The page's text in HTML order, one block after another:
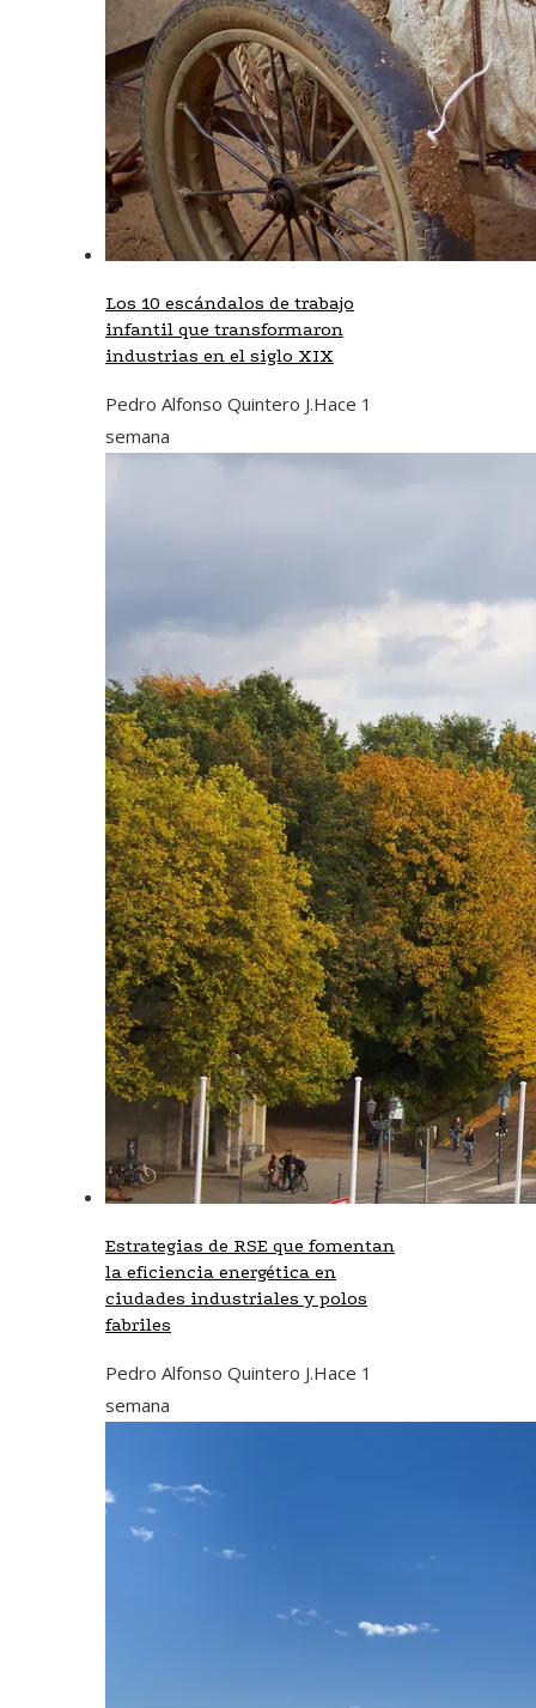
Los 10 escándalos de trabajo
infantil que transformaron
industrias en el siglo XIX
Pedro Alfonso Quintero J.Hace 1
semana
Estrategias de RSE que fomentan
la eficiencia energética en
ciudades industriales y polos
fabriles
Pedro Alfonso Quintero J.Hace 1
semana